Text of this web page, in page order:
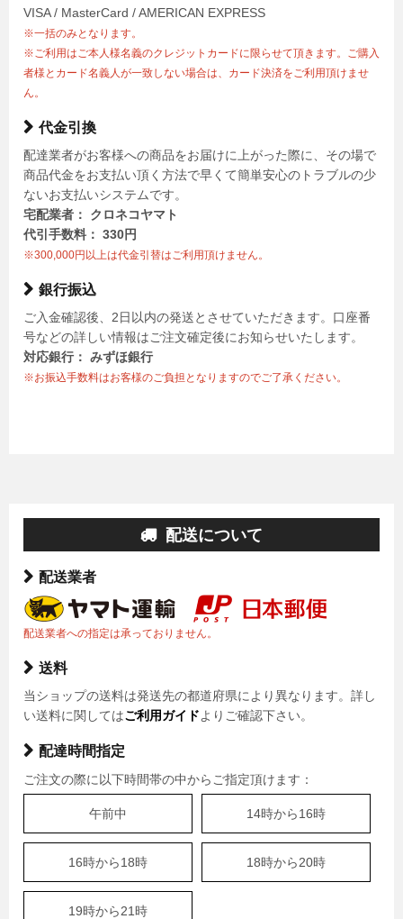
VISA / MasterCard / AMERICAN EXPRESS
※一括のみとなります。
※ご利用はご本人様名義のクレジットカードに限らせて頂きます。ご購入
者様とカード名義人が一致しない場合は、カード決済をご利用頂けませ
ん。
代金引換
配達業者がお客様への商品をお届けに上がった際に、その場で
商品代金をお支払い頂く方法で早くて簡単安心のトラブルの少
ないお支払いシステムです。
宅配業者： クロネコヤマト
代引手数料： 330円
※300,000円以上は代金引替はご利用頂けません。
銀行振込
ご入金確認後、2日以内の発送とさせていただきます。口座番
号などの詳しい情報はご注文確定後にお知らせいたします。
対応銀行： みずほ銀行
※お振込手数料はお客様のご負担となりますのでご了承ください。
配送について
配送業者
配送業者への指定は承っておりません。
送料
当ショップの送料は発送先の都道府県により異なります。詳し
い送料に関してはご利用ガイドよりご確認下さい。
配達時間指定
ご注文の際に以下時間帯の中からご指定頂けます：
午前中 14時から16時
16時から18時 18時から20時
19時から21時